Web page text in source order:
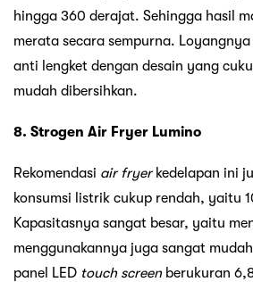
hingga 360 derajat. Sehingga hasil
merata secara sempurna.
anti lengket dengan desain yang
mudah dibersihkan.
8. Strogen Air Fryer Lumino
Rekomendasi air fryer kedelapan ini
konsumsi listrik cukup rendah, yaitu
Kapasitasnya sangat besar, yaitu
menggunakannya juga sangat
panel LED touch screenberukuran